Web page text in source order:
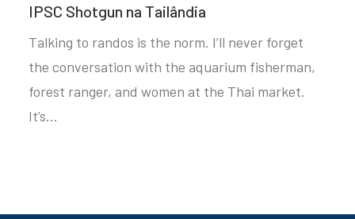
IPSC Shotgun na Tailândia
Talking to randos is the norm. I’ll never forget
the conversation with the aquarium fisherman,
forest ranger, and women at the Thai market.
It’s…